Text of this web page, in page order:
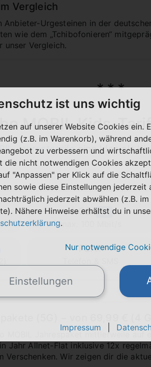
Vergleich
Anbieter-Urgesteinen in der
wie dem „Tchibofonieren“
unser Vergleich.
MOBIL Kids-Tarif
Jahrestsarifeeine Idee als
4 GB 5G
max. 100 Mbit/s
FLAT
(5G) − von 69,99 € (4
MOBIL Jahrespaket mittlerweile
Jahr Allnet-Flat inklusive 12x
Verschenken. Wir zeigen dir die
ist uns wichtig
auf unserer Website Cookies ein.
(z.B. im Warenkorb), während
zu verbessern und
die nicht notwendigen Cookies
"Anpassen" per Klick auf die
sowie diese Einstellungen jederzeit
jederzeit abwählen (z.B.
Nähere Hinweise erhältst du in
.
Nur notwendige
Einstellungen
Impressum